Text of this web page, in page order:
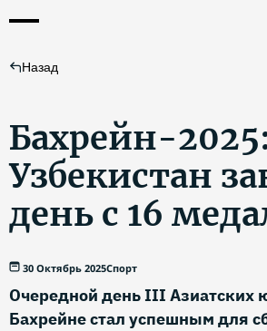
Назад
Бахрейн-
Узбекистан
день с 16
30 Октябрь 2025Спорт
Очередной день III Азиатских
Бахрейне стал успешным для